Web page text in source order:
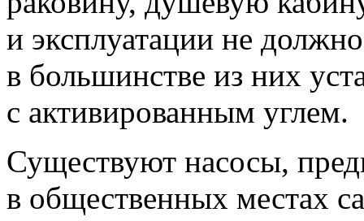
и эксплуатации не
в большинстве из них
с активированным углем.
Существуют насосы,
в общественных местах